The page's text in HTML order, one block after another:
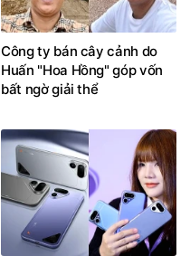
Công ty bán cây cảnh do
Huấn "Hoa Hồng" góp vốn
bất ngờ giải thể